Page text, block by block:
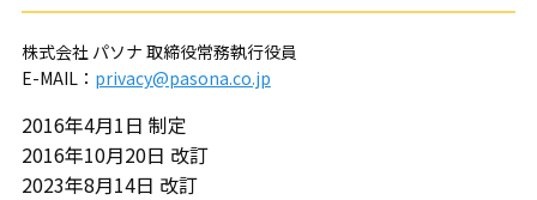
株式会社 パソナ 取締役常務執行役員
E-MAIL： privacy@pasona.co.jp
2016年4月1日 制定
2016年10月20日 改訂
2023年8月14日 改訂